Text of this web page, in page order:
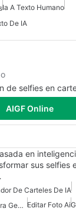
Ia A Texto Humano
De IA
de selfies en
AIGF Online
en
sus selfies
De Carteles De IA
Mejores Herramientas De IA Para Generar Imágenes Editar Foto Ai